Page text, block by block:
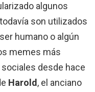
algunos
son utilizados
humano o algún
memes más
desde hace
Harold, el anciano